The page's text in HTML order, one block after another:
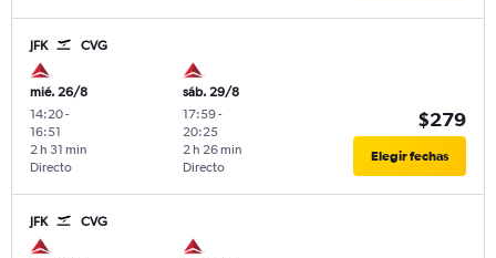
JFK CVG
mié. 26/8
14:20-
16:51
Directo
2 h 31 min
sáb. 29/8
17:59-
20:25
Directo
2 h 26 min
$279
Elegir fechas
JFK CVG